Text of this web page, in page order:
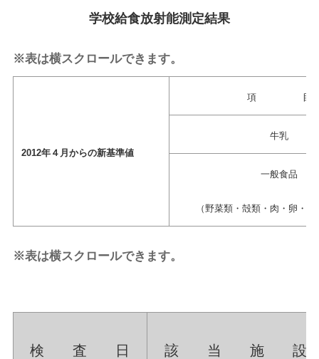
学校給食放射能測定結果
※表は横スクロールできます。
2012年４月からの新基準値
項 目
牛乳
一般食品
（野菜類・殻類・肉・卵・
※表は横スクロールできます。
検 査 日 該 当 施 設